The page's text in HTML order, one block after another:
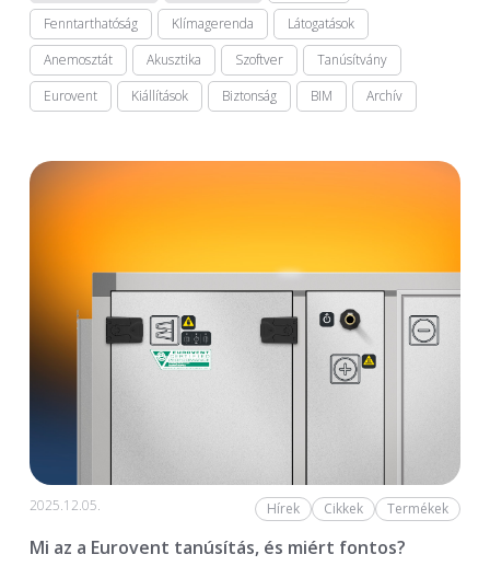
Fenntarthatóság
Klímagerenda
Látogatások
Anemosztát
Akusztika Szoftver
Tanúsítvány
Eurovent
Kiállítások Biztonság BIM Archív
2025.12.05. Hírek Cikkek Termékek
Mi az a Eurovent tanúsítás, és miért fontos?